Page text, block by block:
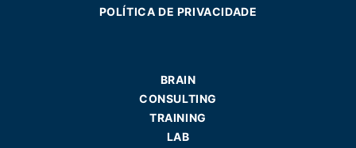
POLÍTICA DE PRIVACIDADE
BRAIN
CONSULTING
TRAINING
LAB